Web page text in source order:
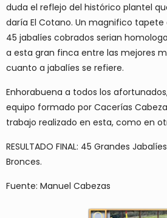
duda el reflejo del histórico plantel
daría El Cotano. Un magnifico tapete
45 jabalíes cobrados serian
a esta gran finca entre las mejores
cuanto a jabalíes se refiere.
Enhorabuena a todos los
equipo formado por Cacerías
trabajo realizado en esta, como en
RESULTADO FINAL: 45 Grandes
Bronces.
Fuente: Manuel Cabezas